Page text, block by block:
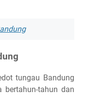
tungau Bandung
bertahun-tahun dan